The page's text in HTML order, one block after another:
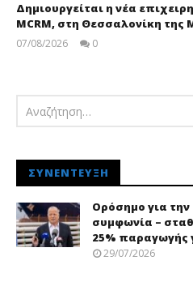
Δημιουργείται η νέα
MCRM, στη Θεσσαλονίκη της
07/08/2026
0
ΣΥΝΈΝΤΕΥΞΗ
Ορόσημο για
συμφωνία –
25% παραγωγής
29/07/2026